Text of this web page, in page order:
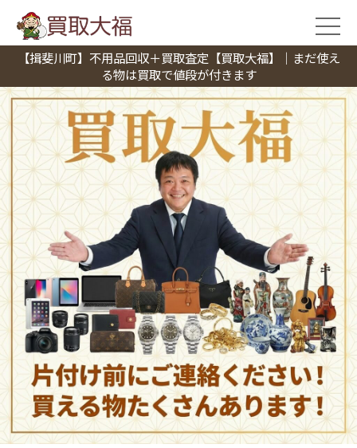
【揖斐川町】不用品回収＋買取査定【買取大福】｜まだ使え
る物は買取で値段が付きます
2024/01/30
出張買取はトラブルが多い？悪徳業者の見分け方
と回避・対処法…
2024/01/30
片付け業者の費用相場は？間取り別の料金目安と
業者選びのポイ…